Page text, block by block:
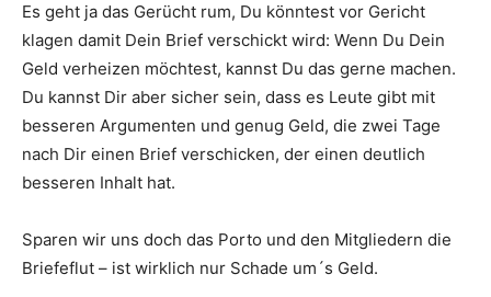
Es geht ja das Gerücht rum, Du könntest vor Gericht
klagen damit Dein Brief verschickt wird: Wenn Du Dein
Geld verheizen möchtest, kannst Du das gerne machen.
Du kannst Dir aber sicher sein, dass es Leute gibt mit
besseren Argumenten und genug Geld, die zwei Tage
nach Dir einen Brief verschicken, der einen deutlich
besseren Inhalt hat.
Sparen wir uns doch das Porto und den Mitgliedern die
Briefeflut – ist wirklich nur Schade um´s Geld.